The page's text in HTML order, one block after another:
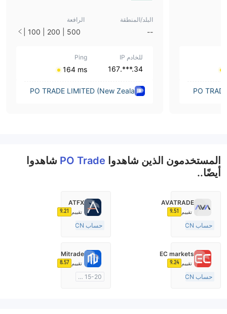
البلد/المنطقة
--
الرافعة
للخادم IP
34.***.167
Ping
⁦164 ms⁩
PO TRADE LIMITED (New Zeala
PO
المستخدمون الذين شاهدوا PO Trade شاهدوا
أيضًا..
AVATRADE
تقييم 9.51
حساب ECN
صناعة السوق (MM)
ATFX
تقييم 9.21
حساب ECN
صناعة السوق (MM)
EC markets
تقييم 9.24
حساب ECN
Mitrade
تقييم 8.57
15-20 سنة